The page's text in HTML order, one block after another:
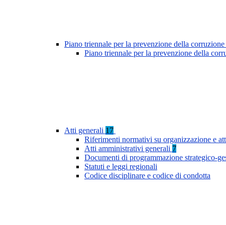
Piano triennale per la prevenzione della corruzione
Piano triennale per la prevenzione della
Atti generali 17
Riferimenti normativi su organizzazione e
Atti amministrativi generali 7
Documenti di programmazione strategico-
Statuti e leggi regionali
Codice disciplinare e codice di condotta